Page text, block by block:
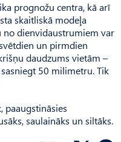
prognožu centra, kā arī
skaitliskā modeļa
no dienvidaustrumiem var
un pirmdien
daudzums vietām –
50 milimetru. Tik
paaugstināsies
saulaināks un siltāks.